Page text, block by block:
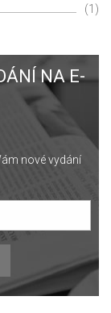
(1)
NA E-
nové vydání